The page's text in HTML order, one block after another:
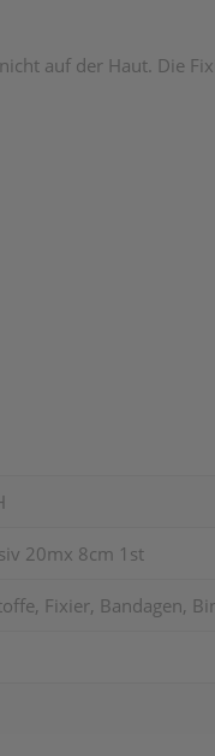
auf der Haut. Die
20mx 8cm 1st
Fixier, Bandagen,